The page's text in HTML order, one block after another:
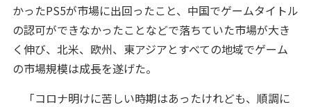
かったPS5が市場に出回ったこと、中国でゲームタイトル
の認可ができなかったことなどで落ちていた市場が大き
く伸び、北米、欧州、東アジアとすべての地域でゲーム
の市場規模は成長を遂げた。
「コロナ明けに苦しい時期はあったけれども、順調に